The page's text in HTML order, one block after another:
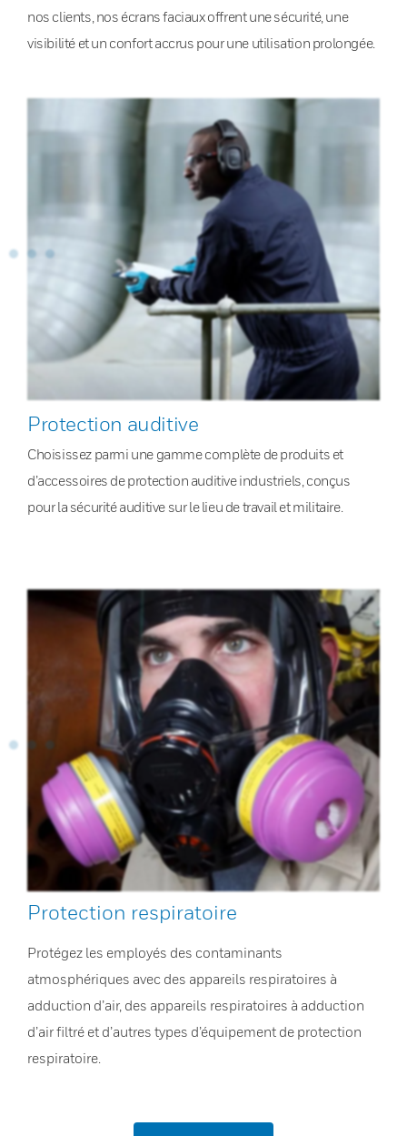
nos clients, nos écrans faciaux offrent une sécurité, une
visibilité et un confort accrus pour une utilisation prolongée.
Protection auditive
Choisissez parmi une gamme complète de produits et
d’accessoires de protection auditive industriels, conçus
pour la sécurité auditive sur le lieu de travail et militaire.
Protection respiratoire
Protégez les employés des contaminants
atmosphériques avec des appareils respiratoires à
adduction d’air, des appareils respiratoires à adduction
d’air filtré et d’autres types d’équipement de protection
respiratoire.